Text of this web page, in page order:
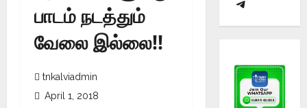
பாடம் நடத்தும்
வேலை இல்லை!!
tnkalviadmin
April 1, 2018